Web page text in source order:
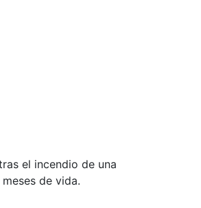
el incendio de una
de vida.